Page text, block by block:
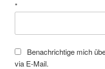
*
Benachrichtige mich
via E-Mail.